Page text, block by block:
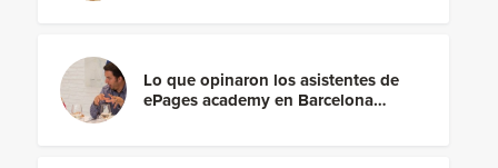
Lo que opinaron los asistentes de
ePages academy en Barcelona…